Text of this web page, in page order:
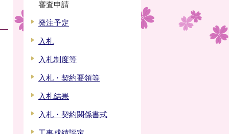
審査申請
発注予定
入札
入札制度等
入札・契約要領等
入札結果
入札・契約関係書式